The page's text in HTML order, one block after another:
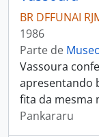
BR DFFUNAI
1986
Parte de
Vassoura
apresentando
fita da mesma
Pankararu